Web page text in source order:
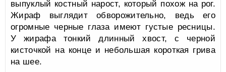
выпуклый костный нарост, который похож на рог.
Жираф выглядит обворожительно, ведь его
огромные черные глаза имеют густые ресницы.
У жирафа тонкий длинный хвост, с черной
кисточкой на конце и небольшая короткая грива
на шее.